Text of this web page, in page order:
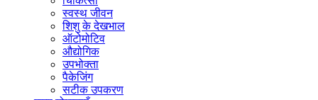
स्वस्थ जीवन
शिशु के देखभाल
ऑटोमोटिव
औद्योगिक
उपभोक्ता
पैकेजिंग
सटीक उपकरण